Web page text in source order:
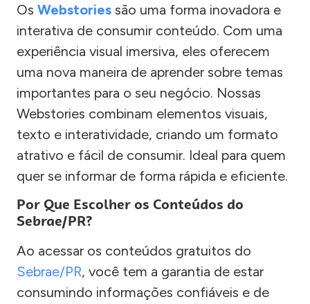
Os Webstories são uma forma inovadora e
interativa de consumir conteúdo. Com uma
experiência visual imersiva, eles oferecem
uma nova maneira de aprender sobre temas
importantes para o seu negócio. Nossas
Webstories combinam elementos visuais,
texto e interatividade, criando um formato
atrativo e fácil de consumir. Ideal para quem
quer se informar de forma rápida e eficiente.
Por Que Escolher os Conteúdos do
Sebrae/PR?
Ao acessar os conteúdos gratuitos do
Sebrae/PR, você tem a garantia de estar
consumindo informações confiáveis e de